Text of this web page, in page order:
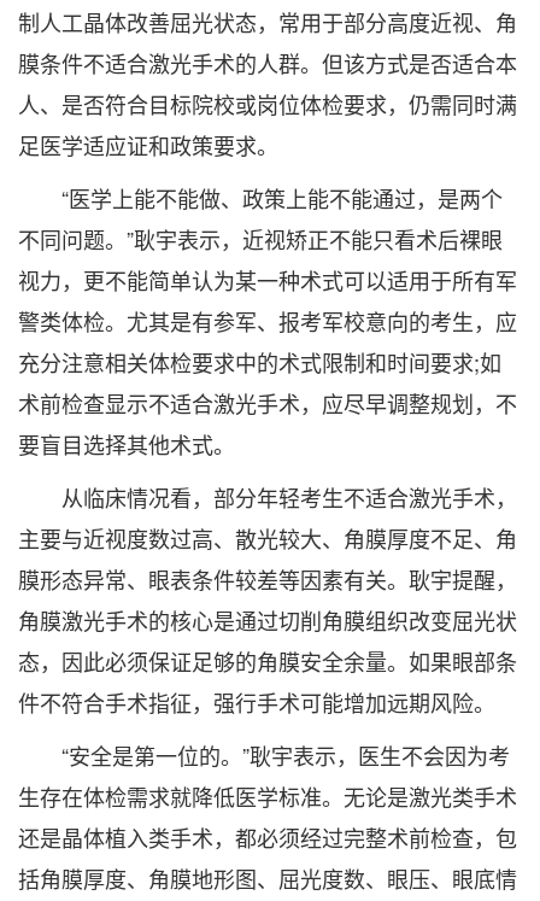
制人工晶体改善屈光状态，常用于部分高度近视、角
膜条件不适合激光手术的人群。但该方式是否适合本
人、是否符合目标院校或岗位体检要求，仍需同时满
足医学适应证和政策要求。
“医学上能不能做、政策上能不能通过，是两个
不同问题。”耿宇表示，近视矫正不能只看术后裸眼
视力，更不能简单认为某一种术式可以适用于所有军
警类体检。尤其是有参军、报考军校意向的考生，应
充分注意相关体检要求中的术式限制和时间要求;如
术前检查显示不适合激光手术，应尽早调整规划，不
要盲目选择其他术式。
从临床情况看，部分年轻考生不适合激光手术，
主要与近视度数过高、散光较大、角膜厚度不足、角
膜形态异常、眼表条件较差等因素有关。耿宇提醒，
角膜激光手术的核心是通过切削角膜组织改变屈光状
态，因此必须保证足够的角膜安全余量。如果眼部条
件不符合手术指征，强行手术可能增加远期风险。
“安全是第一位的。”耿宇表示，医生不会因为考
生存在体检需求就降低医学标准。无论是激光类手术
还是晶体植入类手术，都必须经过完整术前检查，包
括角膜厚度、角膜地形图、屈光度数、眼压、眼底情